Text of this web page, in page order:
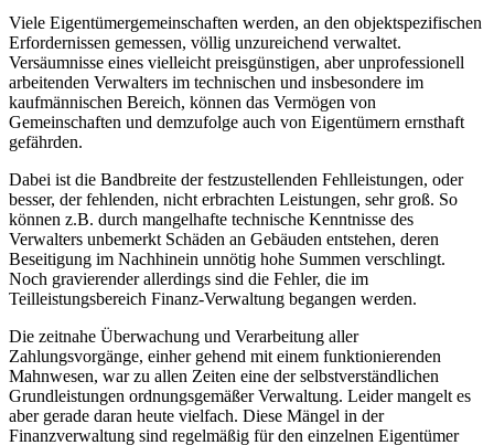
Viele Eigentümergemeinschaften werden, an den objektspezifischen
Erfordernissen gemessen, völlig unzureichend verwaltet.
Versäumnisse eines vielleicht preisgünstigen, aber unprofessionell
arbeitenden Verwalters im technischen und insbesondere im
kaufmännischen Bereich, können das Vermögen von
Gemeinschaften und demzufolge auch von Eigentümern ernsthaft
gefährden.
Dabei ist die Bandbreite der festzustellenden Fehlleistungen, oder
besser, der fehlenden, nicht erbrachten Leistungen, sehr groß. So
können z.B. durch mangelhafte technische Kenntnisse des
Verwalters unbemerkt Schäden an Gebäuden entstehen, deren
Beseitigung im Nachhinein unnötig hohe Summen verschlingt.
Noch gravierender allerdings sind die Fehler, die im
Teilleistungsbereich Finanz-Verwaltung begangen werden.
Die zeitnahe Überwachung und Verarbeitung aller
Zahlungsvorgänge, einher gehend mit einem funktionierenden
Mahnwesen, war zu allen Zeiten eine der selbstverständlichen
Grundleistungen ordnungsgemäßer Verwaltung. Leider mangelt es
aber gerade daran heute vielfach. Diese Mängel in der
Finanzverwaltung sind regelmäßig für den einzelnen Eigentümer